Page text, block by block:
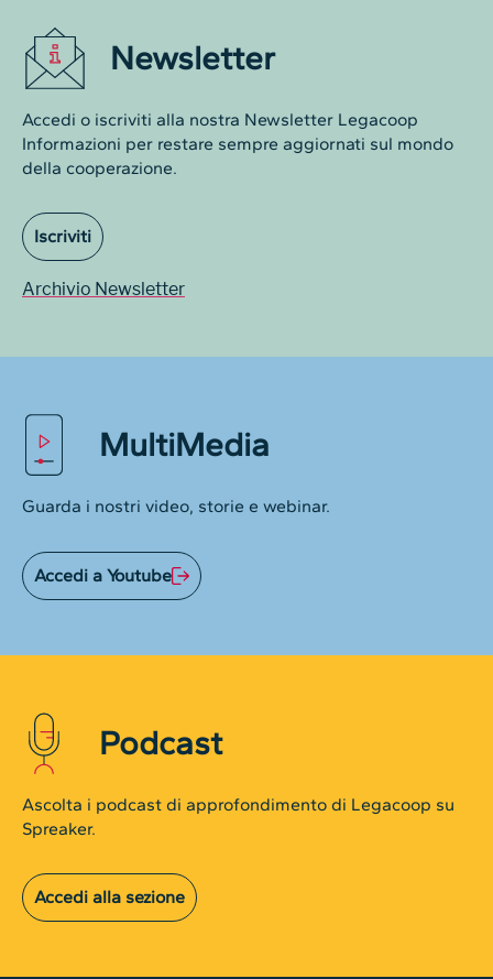
Newsletter
Accedi o iscriviti alla nostra Newsletter Legacoop
Informazioni per restare sempre aggiornati sul mondo
della cooperazione.
Iscriviti
Archivio Newsletter
MultiMedia
Guarda i nostri video, storie e webinar.
Accedi a Youtube
Podcast
Ascolta i podcast di approfondimento di Legacoop su
Spreaker.
Accedi alla sezione